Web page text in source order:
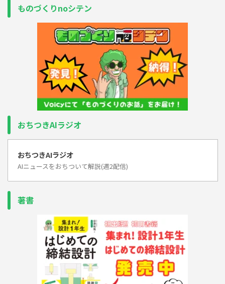
ものづくりnoシテン
おちつきAIラジオ
おちつきAIラジオ
AIニュースをおちついて解説(週2配信)
著書